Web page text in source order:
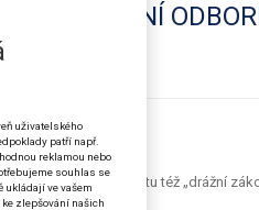
č. 23/2000 Sb. (v textu též „drážní
uživatelského
patří např.
reklamou nebo
souhlas se
ukládají ve vašem
zlepšování našich